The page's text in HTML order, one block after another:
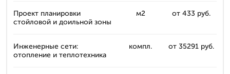
Проект планировки
стойловой и доильной зоны
м2 от 433 руб.
Инженерные сети:
отопление и теплотехника
компл. от 35291 руб.